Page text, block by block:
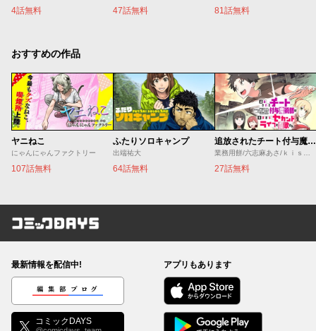
4話無料 47話無料 81話無料
おすすめの作品
ヤニねこ
にゃんにゃんファクトリー
107話無料
ふたりソロキャンプ
出端祐大
64話無料
追放されたチート付与魔術師は気ままなセカンドライフを謳歌する。 ～俺は武器だけじゃなく、あらゆるものに『強化ポイント』を付与できるし、俺の意思でいつでも効果を解除できるけど、残った人たち大丈夫？～
業務用餅/六志麻あさ/ｋｉｓｕｉ
27話無料
コミックDAYS
最新情報を配信中!
編集部ブログ
コミックDAYS
アプリもあります